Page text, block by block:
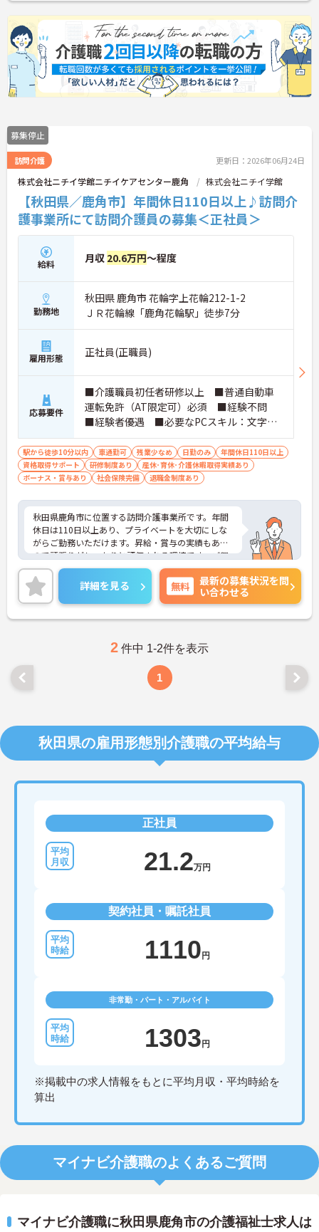
募集停止
訪問介護 更新日：2026年06月24日
株式会社ニチイ学館ニチイケアセンター鹿角 株式会社ニチイ学館
【秋田県／鹿角市】年間休日110日以上♪訪問介
護事業所にて訪問介護員の募集＜正社員＞
給料 月収 20.6万円～程度
勤務地
秋田県 鹿角市 花輪字上花輪212-1-2
ＪＲ花輪線「鹿角花輪駅」徒歩7分
雇用形態 正社員(正職員)
応募要件
■介護職員初任者研修以上 ■普通自動車
運転免許（AT限定可）必須 ■経験不問
■経験者優遇 ■必要なPCスキル：文字入
力程度
駅から徒歩10分以内 車通勤可 残業少なめ 日勤のみ
年間休日110日以上
資格取得サポート
研修制度あり
産休･育休･介護休暇取得実績あり
ボーナス・賞与あり
社会保険完備 退職金制度あり
秋田県鹿角市に位置する訪問介護事業所です。年間
休日は110日以上あり、プライベートを大切にしな
がらご勤務いただけます。昇給・賞与の実績もある
ので頑張りがしっかりと評価される環境です。ご興
味をお持ちの方はお気軽にお問い合わせください。
詳細を見る 無料
最新の募集状況を問
い合わせる
2 件中 1-2件を表示
1
秋田県の雇用形態別介護職の平均給与
正社員
21.2万円
契約社員・嘱託社員
1110 円
非常勤・パート・アルバイト
1303 円
※掲載中の求人情報をもとに平均月収・平均時給を
算出
マイナビ介護職のよくあるご質問
マイナビ介護職に秋田県鹿角市の介護福祉士求人は